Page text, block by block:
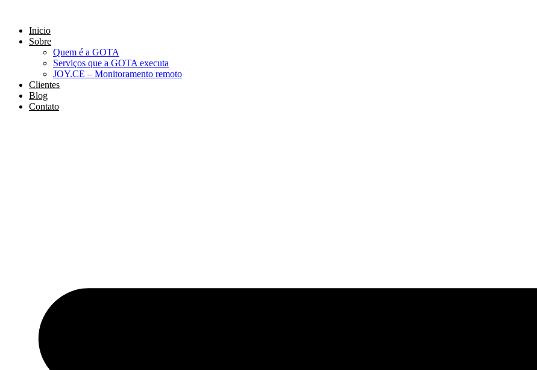
conteúdo
Inicio
Sobre
Quem é a GOTA
Serviços que a GOTA executa
JOY.CE – Monitoramento remoto
Clientes
Blog
Contato